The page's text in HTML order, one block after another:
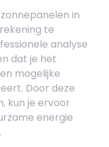
in
te
analyse
dat je het
mogelijke
Door deze
kun je ervoor
energie